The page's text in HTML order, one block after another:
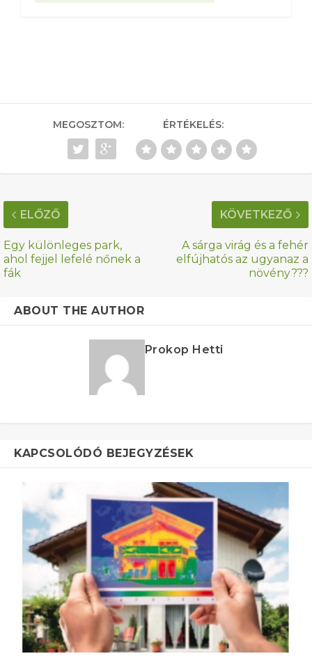
MEGOSZTOM: ÉRTÉKELÉS:
ELŐZŐ
Egy különleges park,
ahol fejjel lefelé nőnek a
fák
KÖVETKEZŐ
A sárga virág és a fehér
elfújhatós az ugyanaz a
növény???
ABOUT THE AUTHOR
Prokop Hetti
KAPCSOLÓDÓ BEJEGYZÉSEK